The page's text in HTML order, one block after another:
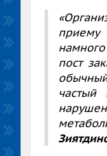
пост